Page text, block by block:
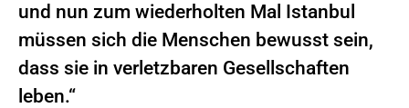
und nun zum wiederholten Mal Istanbul
müssen sich die Menschen bewusst sein,
dass sie in verletzbaren Gesellschaften
leben.“